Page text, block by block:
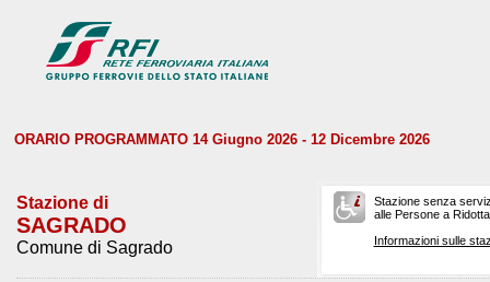
ORARIO PROGRAMMATO 14 Giugno 2026 - 12 Dicembre 2026
Stazione di
SAGRADO
Comune di Sagrado
Stazione senza
alle Persone a
Informazioni sulle